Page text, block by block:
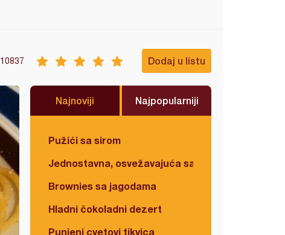
10837 Dodaj u listu
Najnoviji Najpopularniji
Pužići sa sirom
Jednostavna, osvežavajuća salata
Brownies sa jagodama
Hladni čokoladni dezert
Punjeni cvetovi tikvica